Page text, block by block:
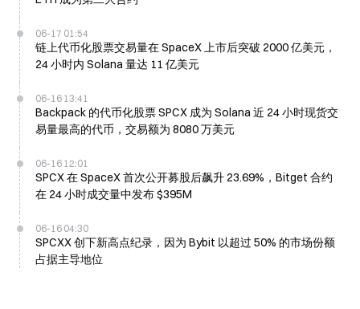
06-17 01:54
链上代币化股票交易量在 SpaceX 上市后突破 2000 亿美元，
24 小时内 Solana 量达 11 亿美元
06-16 13:41
Backpack 的代币化股票 SPCX 成为 Solana 近 24 小时现货交
易量最高的代币，交易额为 8080 万美元
06-16 12:01
SPCX 在 SpaceX 首次公开募股后飙升 23.69%，Bitget 合约
在 24 小时成交量中发布 $395M
06-16 04:30
SPCXX 创下新高点纪录，因为 Bybit 以超过 50% 的市场份额
占据主导地位